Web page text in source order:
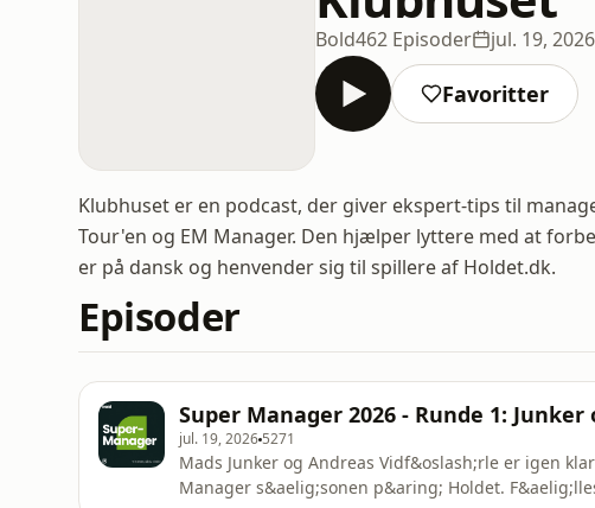
Bold462 Episoder jul. 19, 2026
Favoritter
Klubhuset er en podcast, der giver ekspert-tips til
Tour'en og EM Manager. Den hjælper lyttere med at
er på dansk og henvender sig til spillere af Holdet.dk.
Episoder
Super Manager 2026 - Runde 1:
jul. 19, 2026 5271
Mads Junker og Andreas Vidf&oslash;rle er igen
Manager s&aelig;sonen p&aring; Holdet.